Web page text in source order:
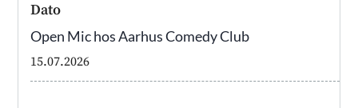
Dato
Open Mic hos Aarhus Comedy Club
15.07.2026